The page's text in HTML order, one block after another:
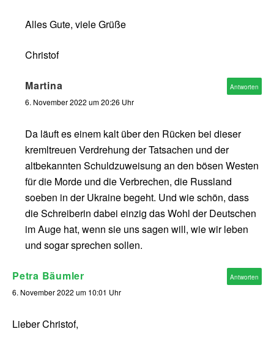
Alles Gute, viele Grüße
Christof
Martina
6. November 2022 um 20:26 Uhr
Da läuft es einem kalt über den Rücken bei dieser
kremltreuen Verdrehung der Tatsachen und der
altbekannten Schuldzuweisung an den bösen Westen
für die Morde und die Verbrechen, die Russland
soeben in der Ukraine begeht. Und wie schön, dass
die Schreiberin dabei einzig das Wohl der Deutschen
im Auge hat, wenn sie uns sagen will, wie wir leben
und sogar sprechen sollen.
Antworten
Petra Bäumler
6. November 2022 um 10:01 Uhr
Lieber Christof,
Antworten